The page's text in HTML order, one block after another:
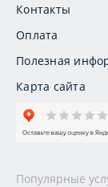
Контакты
Оплата
Полезная
Карта сайта
Популярные